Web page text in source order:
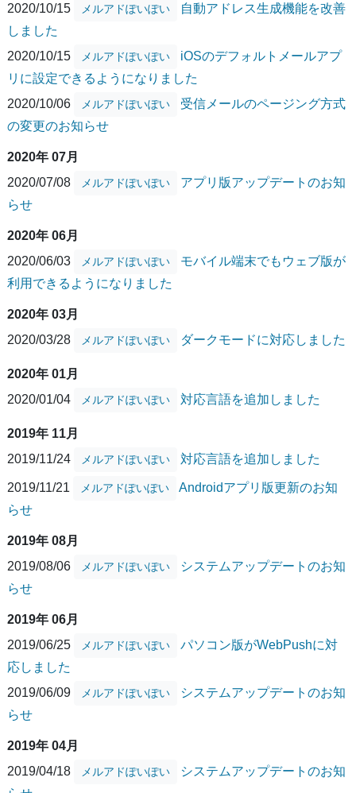
2020/10/15
メルアドぽいぽい
自動アドレス生成機能を改善
しました
2020/10/15
メルアドぽいぽい
iOSのデフォルトメールアプ
リに設定できるようになりました
2020/10/06
メルアドぽいぽい
受信メールのページング方式
の変更のお知らせ
2020年 07月
2020/07/08
メルアドぽいぽい
アプリ版アップデートのお知
らせ
2020年 06月
2020/06/03
メルアドぽいぽい
モバイル端末でもウェブ版が
利用できるようになりました
2020年 03月
2020/03/28
メルアドぽいぽい ダークモードに対応しました
2020年 01月
2020/01/04
メルアドぽいぽい 対応言語を追加しました
2019年 11月
2019/11/24
メルアドぽいぽい 対応言語を追加しました
2019/11/21 メルアドぽいぽい
Androidアプリ版更新のお知
らせ
2019年 08月
2019/08/06
メルアドぽいぽい
システムアップデートのお知
らせ
2019年 06月
2019/06/25
メルアドぽいぽい
パソコン版がWebPushに対
応しました
2019/06/09
メルアドぽいぽい
システムアップデートのお知
らせ
2019年 04月
2019/04/18
メルアドぽいぽい
システムアップデートのお知